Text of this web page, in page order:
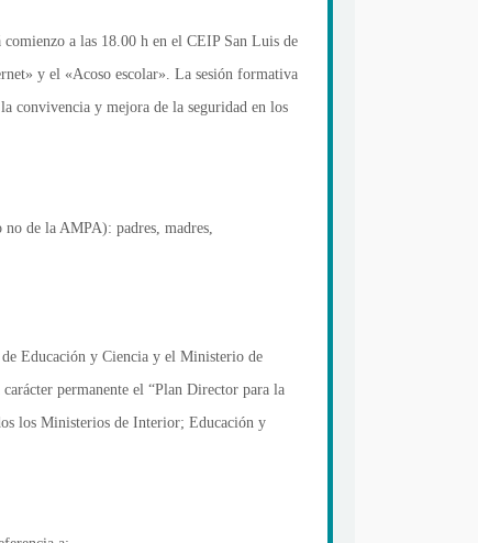
a las 18.00 h en el CEIP San Luis de
y el «Acoso escolar». La sesión formativa
convivencia y mejora de la seguridad en los
no de la AMPA): padres, madres,
Educación y Ciencia y el Ministerio de
permanente el “Plan Director para la
los Ministerios de Interior; Educación y